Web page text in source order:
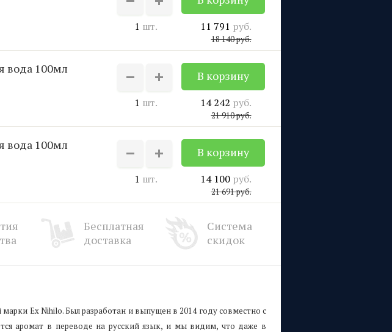
1 шт. 11 791 руб.
18 140руб.
вода 100мл
1 шт. 14 242 руб.
21 910руб.
1 шт. 14 100 руб.
21 691руб.
Бесплатная
доставка
Система
скидок
Ex Nihilo. Был разработан и выпущен в 2014 году совместно с
аромат в переводе на русский язык, и мы видим, что даже в